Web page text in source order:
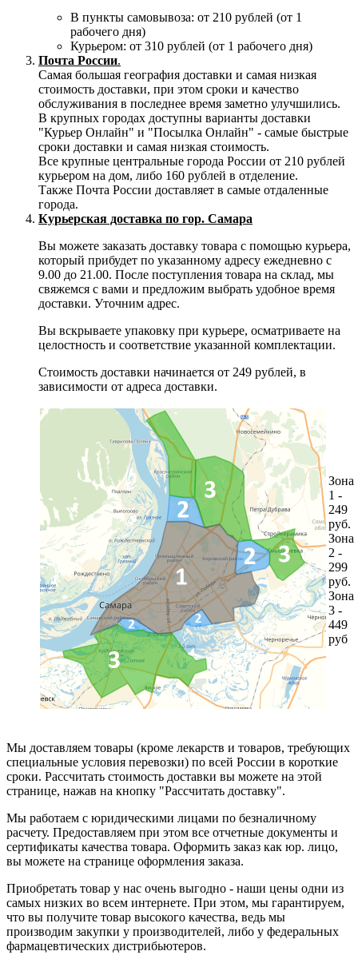
В пункты самовывоза: от 210 рублей (от 1
рабочего дня)
Курьером: от 310 рублей (от 1 рабочего дня)
Почта России.
Самая большая география доставки и самая низкая
стоимость доставки, при этом сроки и качество
обслуживания в последнее время заметно улучшились.
В крупных городах доступны варианты доставки
"Курьер Онлайн" и "Посылка Онлайн" - самые быстрые
сроки доставки и самая низкая стоимость.
Все крупные центральные города России от 210 рублей
курьером на дом, либо 160 рублей в отделение.
Также Почта России доставляет в самые отдаленные
города.
Курьерская доставка по гор. Самара
Вы можете заказать доставку товара с помощью курьера,
который прибудет по указанному адресу ежедневно с
9.00 до 21.00. После поступления товара на склад, мы
свяжемся с вами и предложим выбрать удобное время
доставки. Уточним адрес.
Вы вскрываете упаковку при курьере, осматриваете на
целостность и соответствие указанной комплектации.
Стоимость доставки начинается от 249 рублей, в
зависимости от адреса доставки.
Зона
1 -
249
руб.
Зона
2 -
299
руб.
Зона
3 -
449
руб
Мы доставляем товары (кроме лекарств и товаров, требующих
специальные условия перевозки) по всей России в короткие
сроки. Рассчитать стоимость доставки вы можете на этой
странице, нажав на кнопку "Рассчитать доставку".
Мы работаем с юридическими лицами по безналичному
расчету. Предоставляем при этом все отчетные документы и
сертификаты качества товара. Оформить заказ как юр. лицо,
вы можете на странице оформления заказа.
Приобретать товар у нас очень выгодно - наши цены одни из
самых низких во всем интернете. При этом, мы гарантируем,
что вы получите товар высокого качества, ведь мы
производим закупки у производителей, либо у федеральных
фармацевтических дистрибьютеров.